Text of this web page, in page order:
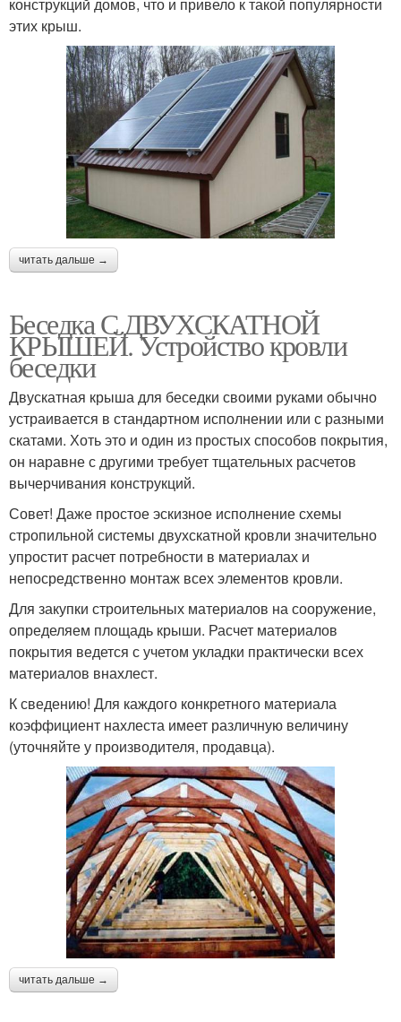
этих крыш.
читать дальше →
Беседка С ДВУХСКАТНОЙ
КРЫШЕЙ. Устройство кровли
беседки
Двускатная крыша для беседки своими руками обычно
устраивается в стандартном исполнении или с разными
скатами. Хоть это и один из простых способов покрытия,
он наравне с другими требует тщательных расчетов
вычерчивания конструкций.
Совет! Даже простое эскизное исполнение схемы
стропильной системы двухскатной кровли значительно
упростит расчет потребности в материалах и
непосредственно монтаж всех элементов кровли.
Для закупки строительных материалов на сооружение,
определяем площадь крыши. Расчет материалов
покрытия ведется с учетом укладки практически всех
материалов внахлест.
К сведению! Для каждого конкретного материала
коэффициент нахлеста имеет различную величину
(уточняйте у производителя, продавца).
читать дальше →